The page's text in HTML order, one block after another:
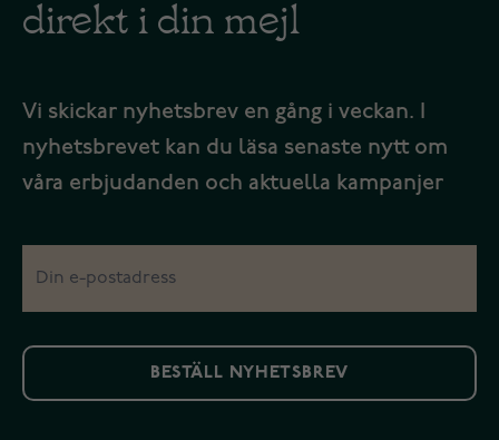
direkt i din mejl
Vi skickar nyhetsbrev en gång i veckan. I
nyhetsbrevet kan du läsa senaste nytt om
våra erbjudanden och aktuella kampanjer
BESTÄLL NYHETSBREV